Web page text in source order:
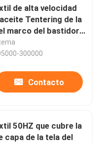
de alta velocidad
Tentering de la
marco del bastidor
para el punto tejido
300000
Contacto
50HZ que cubre la
capa de la tela del